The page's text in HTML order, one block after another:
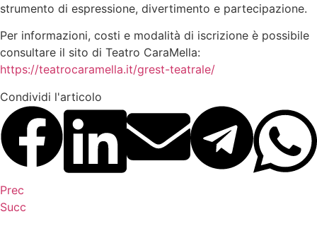
strumento di espressione, divertimento e partecipazione.
Per informazioni, costi e modalità di iscrizione è possibile
consultare il sito di Teatro CaraMella:
https://teatrocaramella.it/grest-teatrale/
Condividi l'articolo
Prec
Succ